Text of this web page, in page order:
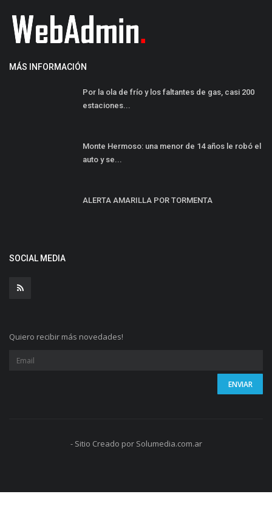
MÁS INFORMACIÓN
Por la ola de frío y los faltantes de gas, casi 200
estaciones...
Monte Hermoso: una menor de 14 años le robó el
auto y se...
ALERTA AMARILLA POR TORMENTA
SOCIAL MEDIA
Quiero recibir más novedades!
- Sitio Creado por Solumedia.com.ar